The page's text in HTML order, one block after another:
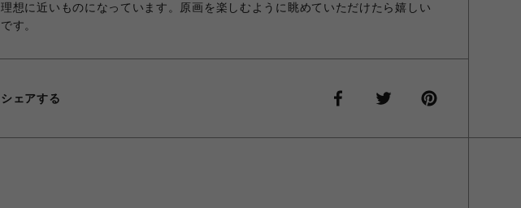
理想に近いものになっています。原画を楽しむように眺めていただけたら嬉しい
です。
シェアする